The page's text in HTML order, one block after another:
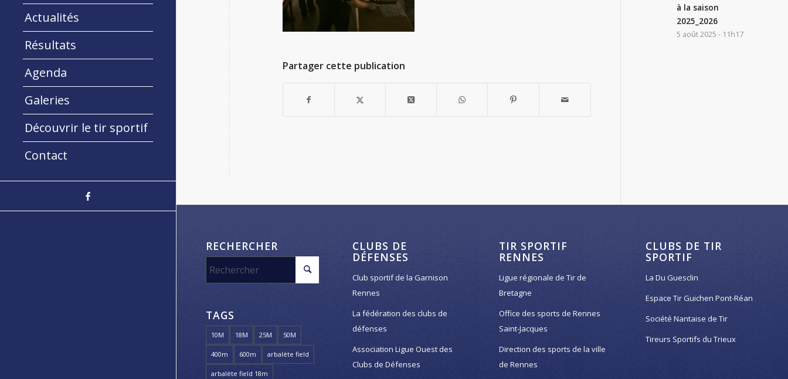
Actualités
Résultats
Agenda
Galeries
Découvrir le tir sportif
Contact
Partager cette publication
à la saison
2025_2026
5 août 2025 - 11h17
RECHERCHER
TAGS
10M 18M 25M 50M
400m 600m arbalète field
arbalète field 18m
CLUBS DE
DÉFENSES
Club sportif de la Garnison
Rennes
La fédération des clubs de
défenses
Association Ligue Ouest des
Clubs de Défenses
TIR SPORTIF
RENNES
Ligue régionale de Tir de
Bretagne
Office des sports de Rennes
Saint-Jacques
Direction des sports de la ville
de Rennes
CLUBS DE TIR
SPORTIF
La Du Guesclin
Espace Tir Guichen Pont-Réan
Société Nantaise de Tir
Tireurs Sportifs du Trieux